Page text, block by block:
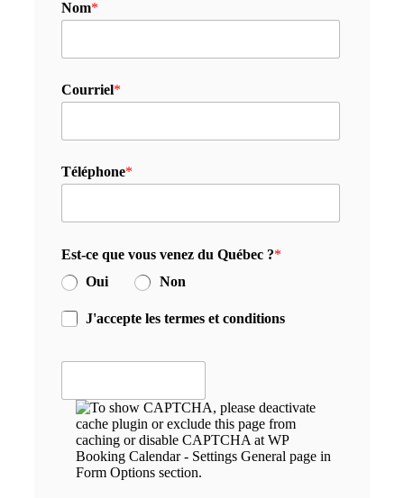
Nom*
Courriel*
Téléphone*
Est-ce que vous venez du Québec ?*
Oui
Non
J'accepte les termes et conditions